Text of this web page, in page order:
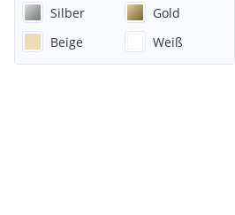
Silber
Gold
Beige
Weiß